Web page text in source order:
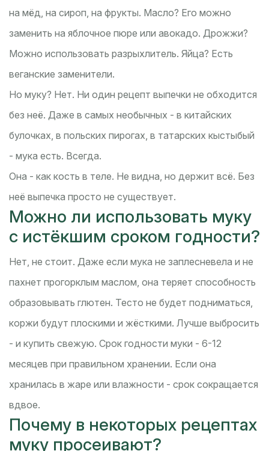
на мёд, на сироп, на фрукты. Масло? Его можно
заменить на яблочное пюре или авокадо. Дрожжи?
Можно использовать разрыхлитель. Яйца? Есть
веганские заменители.
Но муку? Нет. Ни один рецепт выпечки не обходится
без неё. Даже в самых необычных - в китайских
булочках, в польских пирогах, в татарских кыстыбый
- мука есть. Всегда.
Она - как кость в теле. Не видна, но держит всё. Без
неё выпечка просто не существует.
Можно ли использовать муку
с истёкшим сроком годности?
Нет, не стоит. Даже если мука не заплесневела и не
пахнет прогорклым маслом, она теряет способность
образовывать глютен. Тесто не будет подниматься,
коржи будут плоскими и жёсткими. Лучше выбросить
- и купить свежую. Срок годности муки - 6-12
месяцев при правильном хранении. Если она
хранилась в жаре или влажности - срок сокращается
вдвое.
Почему в некоторых рецептах
муку просеивают?